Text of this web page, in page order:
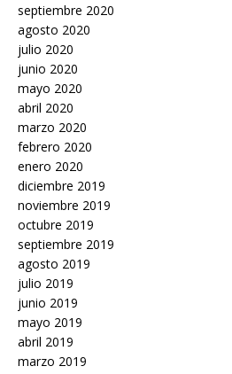
septiembre 2020
agosto 2020
julio 2020
junio 2020
mayo 2020
abril 2020
marzo 2020
febrero 2020
enero 2020
diciembre 2019
noviembre 2019
octubre 2019
septiembre 2019
agosto 2019
julio 2019
junio 2019
mayo 2019
abril 2019
marzo 2019